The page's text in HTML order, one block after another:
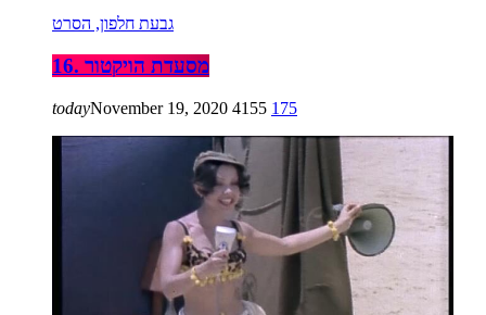
גבעת חלפון, הסרט
16. מסעדת הויקטור
todayNovember 19, 2020 4155 175